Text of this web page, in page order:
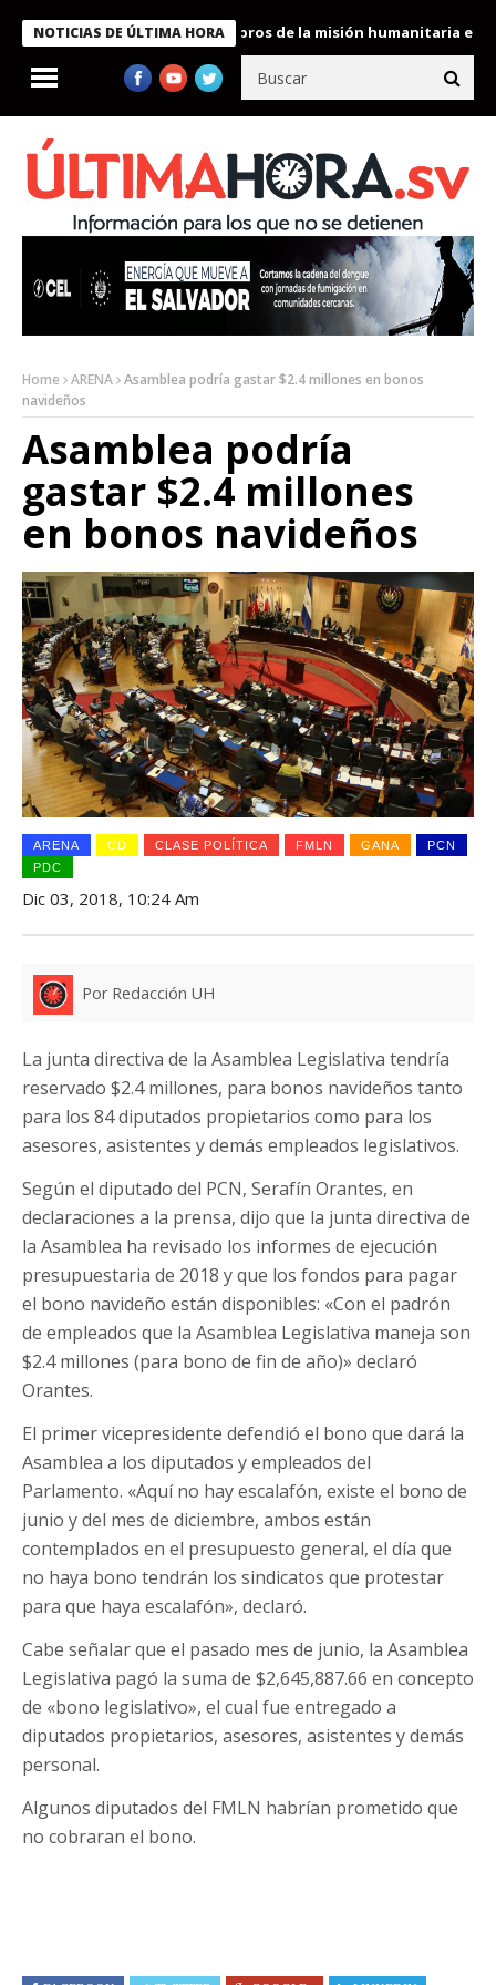
NOTICIAS DE ÚLTIMA HORA
Bukele condecora a miembros de la misión humanitaria enviada
Home ARENA Asamblea podría gastar $2.4 millones en bonos
navideños
Asamblea podría
gastar $2.4 millones
en bonos navideños
ARENA CD CLASE POLÍTICA FMLN GANA
PCN
PDC
Dic 03, 2018, 10:24 Am
Por Redacción UH
La junta directiva de la Asamblea Legislativa tendría
reservado $2.4 millones, para bonos navideños tanto
para los 84 diputados propietarios como para los
asesores, asistentes y demás empleados legislativos.
Según el diputado del PCN, Serafín Orantes, en
declaraciones a la prensa, dijo que la junta directiva de
la Asamblea ha revisado los informes de ejecución
presupuestaria de 2018 y que los fondos para pagar
el bono navideño están disponibles: «Con el padrón
de empleados que la Asamblea Legislativa maneja son
$2.4 millones (para bono de fin de año)» declaró
Orantes.
El primer vicepresidente defendió el bono que dará la
Asamblea a los diputados y empleados del
Parlamento. «Aquí no hay escalafón, existe el bono de
junio y del mes de diciembre, ambos están
contemplados en el presupuesto general, el día que
no haya bono tendrán los sindicatos que protestar
para que haya escalafón», declaró.
Cabe señalar que el pasado mes de junio, la Asamblea
Legislativa pagó la suma de $2,645,887.66 en concepto
de «bono legislativo», el cual fue entregado a
diputados propietarios, asesores, asistentes y demás
personal.
Algunos diputados del FMLN habrían prometido que
no cobraran el bono.